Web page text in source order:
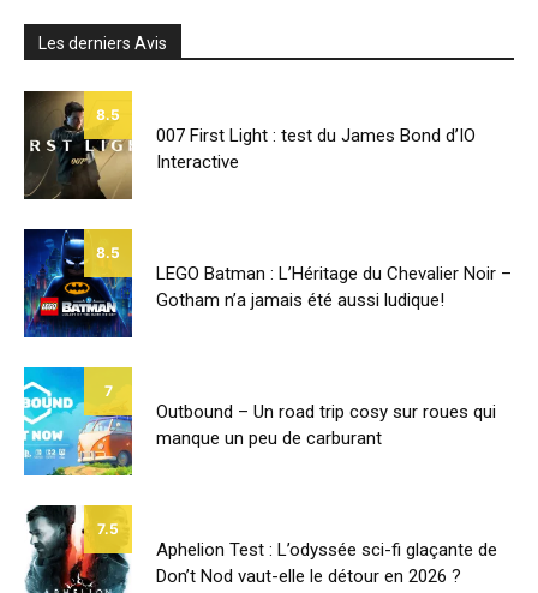
Les derniers Avis
8.5
007 First Light : test du James Bond d’IO
Interactive
8.5
LEGO Batman : L’Héritage du Chevalier Noir –
Gotham n’a jamais été aussi ludique!
7
Outbound – Un road trip cosy sur roues qui
manque un peu de carburant
7.5
Aphelion Test : L’odyssée sci-fi glaçante de
Don’t Nod vaut-elle le détour en 2026 ?